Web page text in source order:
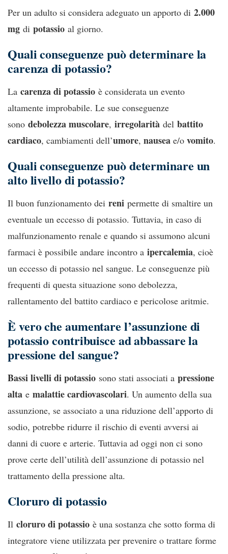
Per un adulto si considera adeguato un apporto di 2.000
mg di potassio al giorno.
Quali conseguenze può determinare la
carenza di potassio?
La carenza di potassio è considerata un evento
altamente improbabile. Le sue conseguenze
sono debolezza muscolare, irregolarità del battito
cardiaco, cambiamenti dell’umore, nausea e/o vomito.
Quali conseguenze può determinare un
alto livello di potassio?
Il buon funzionamento dei reni permette di smaltire un
eventuale un eccesso di potassio. Tuttavia, in caso di
malfunzionamento renale e quando si assumono alcuni
farmaci è possibile andare incontro a ipercalemia, cioè
un eccesso di potassio nel sangue. Le conseguenze più
frequenti di questa situazione sono debolezza,
rallentamento del battito cardiaco e pericolose aritmie.
È vero che aumentare l’assunzione di
potassio contribuisce ad abbassare la
pressione del sangue?
Bassi livelli di potassio sono stati associati a pressione
alta e malattie cardiovascolari. Un aumento della sua
assunzione, se associato a una riduzione dell’apporto di
sodio, potrebbe ridurre il rischio di eventi avversi ai
danni di cuore e arterie. Tuttavia ad oggi non ci sono
prove certe dell’utilità dell’assunzione di potassio nel
trattamento della pressione alta.
Cloruro di potassio
Il cloruro di potassio è una sostanza che sotto forma di
integratore viene utilizzata per prevenire o trattare forme